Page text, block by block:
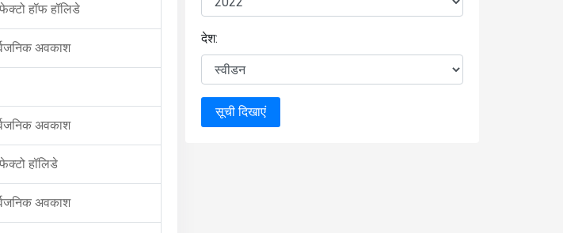
हॉफ हॉलिडे
अवकाश
अवकाश
हॉलिडे
अवकाश
देश:
सूची दिखाएं